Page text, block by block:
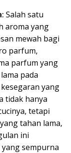
Salah satu
aroma yang
mewah bagi
parfum,
parfum yang
pada
yang
tidak hanya
tetapi
tahan lama,
ini
sempurna